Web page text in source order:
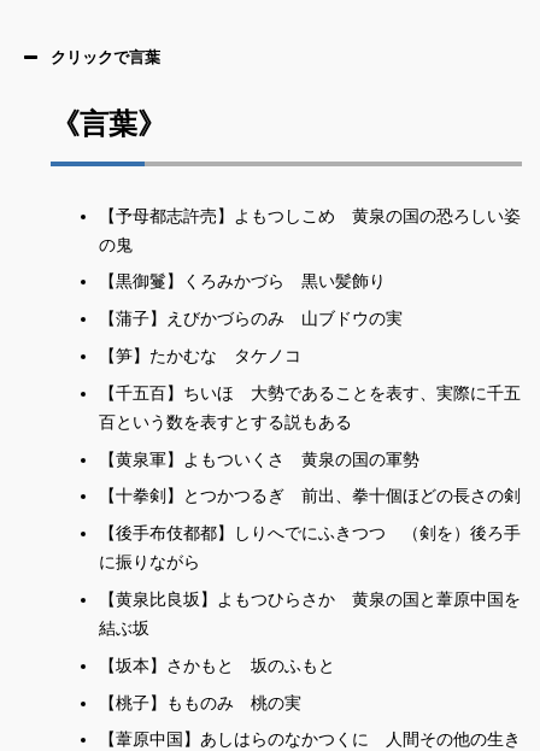
クリックで言葉
《言葉》
【予母都志許売】よもつしこめ 黄泉の国の恐ろしい姿
の鬼
【黒御鬘】くろみかづら 黒い髪飾り
【蒲子】えびかづらのみ 山ブドウの実
【笋】たかむな タケノコ
【千五百】ちいほ 大勢であることを表す、実際に千五
百という数を表すとする説もある
【黄泉軍】よもついくさ 黄泉の国の軍勢
【十拳剣】とつかつるぎ 前出、拳十個ほどの長さの剣
【後手布伎都都】しりへでにふきつつ （剣を）後ろ手
に振りながら
【黄泉比良坂】よもつひらさか 黄泉の国と葦原中国を
結ぶ坂
【坂本】さかもと 坂のふもと
【桃子】もものみ 桃の実
【葦原中国】あしはらのなかつくに 人間その他の生き